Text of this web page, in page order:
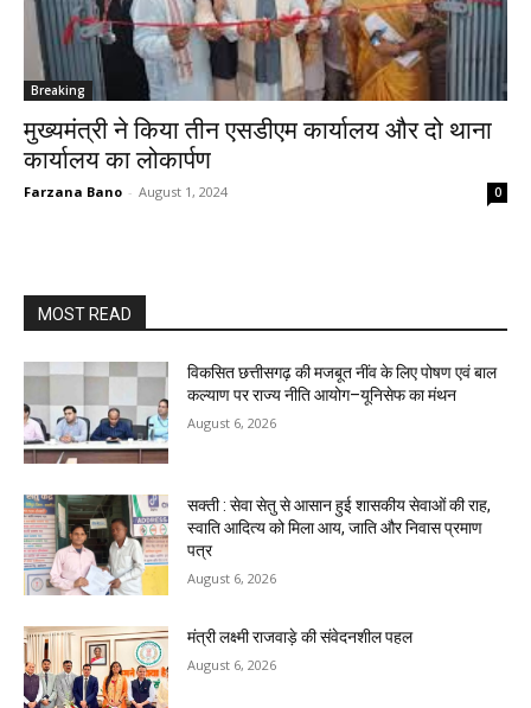
Breaking
मुख्यमंत्री ने किया तीन एसडीएम कार्यालय और दो थाना
कार्यालय का लोकार्पण
Farzana Bano - August 1, 2024 0
MOST READ
विकसित छत्तीसगढ़ की मजबूत नींव के लिए पोषण एवं बाल
कल्याण पर राज्य नीति आयोग–यूनिसेफ का मंथन
August 6, 2026
सक्ती : सेवा सेतु से आसान हुई शासकीय सेवाओं की राह,
स्वाति आदित्य को मिला आय, जाति और निवास प्रमाण
पत्र
August 6, 2026
मंत्री लक्ष्मी राजवाड़े की संवेदनशील पहल
August 6, 2026